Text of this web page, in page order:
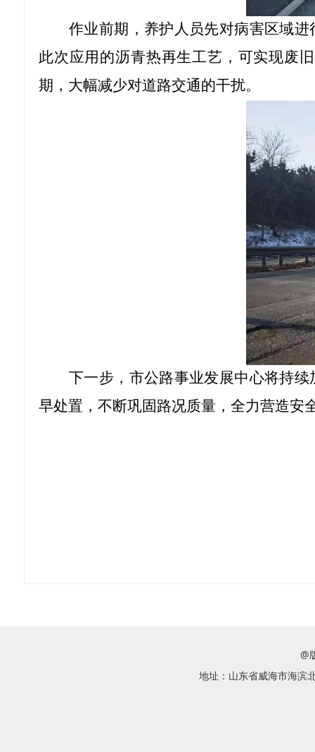
作业前期，养护人员先对病害区域
此次应用的沥青热再生工艺，可实现废
期，大幅减少对道路交通的干扰。
下一步，市公路事业发展中心将持
早处置，不断巩固路况质量，全力营造安
@
地址：山东省威海市海滨